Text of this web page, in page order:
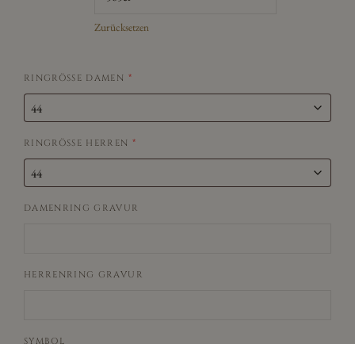
Zurücksetzen
RINGRÖSSE DAMEN *
RINGRÖSSE HERREN *
DAMENRING GRAVUR
HERRENRING GRAVUR
SYMBOL